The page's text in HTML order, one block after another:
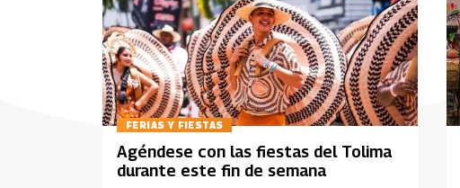
FERIAS Y FIESTAS
Agéndese con las fiestas del Tolima
durante este fin de semana